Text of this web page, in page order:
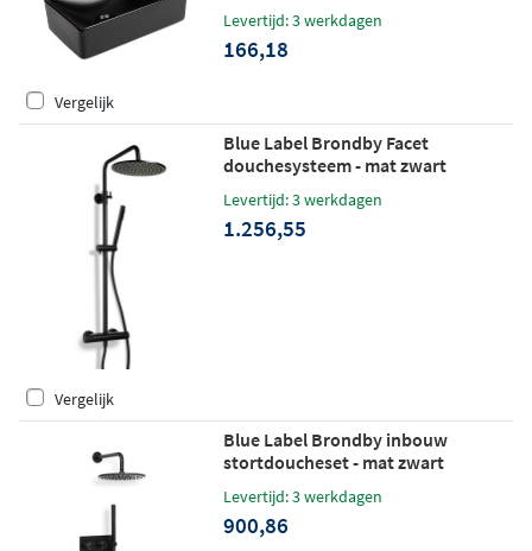
Levertijd: 3 werkdagen
166,18
Vergelijk
Blue Label Brondby Facet
douchesysteem - mat zwart
Levertijd: 3 werkdagen
1.256,55
Vergelijk
Blue Label Brondby inbouw
stortdoucheset - mat zwart
Levertijd: 3 werkdagen
900,86